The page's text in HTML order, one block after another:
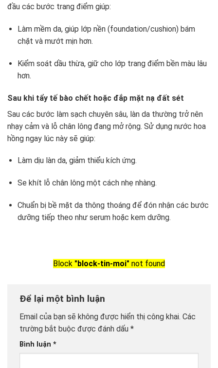
đầu các bước trang điểm giúp:
Làm mềm da, giúp lớp nền (foundation/cushion) bám
chặt và mướt mịn hơn.
Kiểm soát dầu thừa, giữ cho lớp trang điểm bền màu lâu
hơn.
Sau khi tẩy tế bào chết hoặc đắp mặt nạ đất sét
Sau các bước làm sạch chuyên sâu, làn da thường trở nên
nhạy cảm và lỗ chân lông đang mở rộng. Sử dụng nước hoa
hồng ngay lúc này sẽ giúp:
Làm dịu làn da, giảm thiểu kích ứng.
Se khít lỗ chân lông một cách nhẹ nhàng.
Chuẩn bị bề mặt da thông thoáng để đón nhận các bước
dưỡng tiếp theo như serum hoặc kem dưỡng.
Block "block-tin-moi" not found
Để lại một bình luận
Email của bạn sẽ không được hiển thị công khai. Các
trường bắt buộc được đánh dấu *
Bình luận *